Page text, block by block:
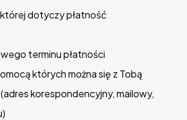
dotyczy płatność
terminu płatności
których można się z Tobą
korespondencyjny, mailowy,